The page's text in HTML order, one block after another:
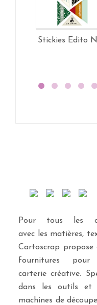
Stickies Edito
Pour tous les
avec les matières,
Cartoscrap propose
fournitures
carterie créative.
dans les outils et
machines de